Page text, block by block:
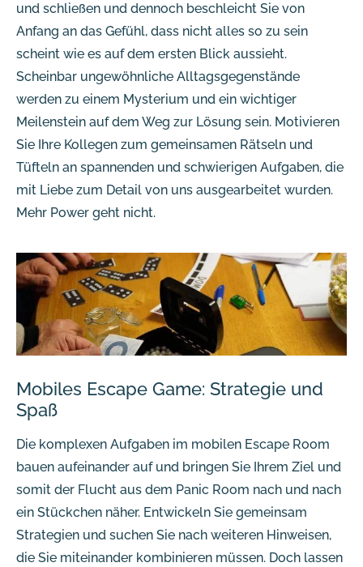
und schließen und dennoch beschleicht Sie von
Anfang an das Gefühl, dass nicht alles so zu sein
scheint wie es auf dem ersten Blick aussieht.
Scheinbar ungewöhnliche Alltagsgegenstände
werden zu einem Mysterium und ein wichtiger
Meilenstein auf dem Weg zur Lösung sein. Motivieren
Sie Ihre Kollegen zum gemeinsamen Rätseln und
Tüfteln an spannenden und schwierigen Aufgaben, die
mit Liebe zum Detail von uns ausgearbeitet wurden.
Mehr Power geht nicht.
Mobiles Escape Game: Strategie und
Spaß
Die komplexen Aufgaben im mobilen Escape Room
bauen aufeinander auf und bringen Sie Ihrem Ziel und
somit der Flucht aus dem Panic Room nach und nach
ein Stückchen näher. Entwickeln Sie gemeinsam
Strategien und suchen Sie nach weiteren Hinweisen,
die Sie miteinander kombinieren müssen. Doch lassen